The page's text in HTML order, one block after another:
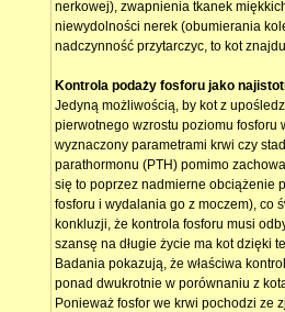
nerkowej), zwapnienia tkanek
niewydolności nerek (obumierania
nadczynność przytarczyc, to kot
Kontrola podaży fosforu jako
Jedyną możliwością, by kot z
pierwotnego wzrostu poziomu fosforu
wyznaczony parametrami krwi czy
parathormonu (PTH) pomimo
się to poprzez nadmierne obciążenie
fosforu i wydalania go z moczem), co
konkluzji, że kontrola fosforu musi
szansę na długie życie ma kot dzięki
Badania pokazują, że właściwa
ponad dwukrotnie w porównaniu z
Ponieważ fosfor we krwi pochodzi ze